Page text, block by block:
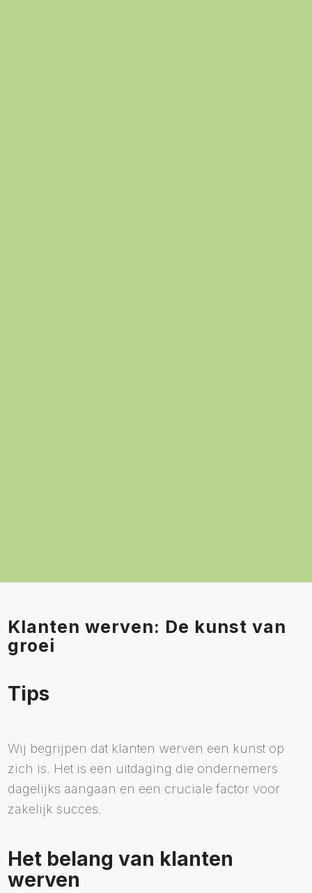
Klanten werven: De kunst van
groei
Tips
Wij begrijpen dat klanten werven een kunst op
zich is. Het is een uitdaging die ondernemers
dagelijks aangaan en een cruciale factor voor
zakelijk succes.
Het belang van klanten
werven